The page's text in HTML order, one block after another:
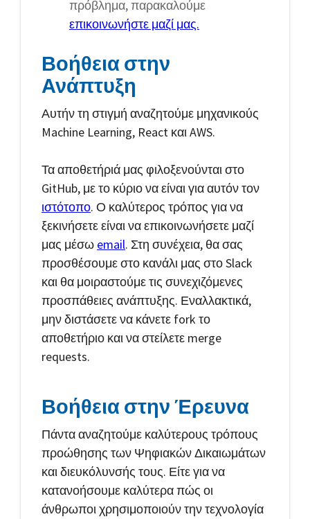
πρόβλημα, παρακαλούμε
επικοινωνήστε μαζί μας.
Βοήθεια στην
Ανάπτυξη
Αυτήν τη στιγμή αναζητούμε μηχανικούς
Machine Learning, React και AWS.
Τα αποθετήριά μας φιλοξενούνται στο
GitHub, με το κύριο να είναι για αυτόν τον
ιστότοπο. Ο καλύτερος τρόπος για να
ξεκινήσετε είναι να επικοινωνήσετε μαζί
μας μέσω email. Στη συνέχεια, θα σας
προσθέσουμε στο κανάλι μας στο Slack
και θα μοιραστούμε τις συνεχιζόμενες
προσπάθειες ανάπτυξης. Εναλλακτικά,
μην διστάσετε να κάνετε fork το
αποθετήριο και να στείλετε merge
requests.
Βοήθεια στην Έρευνα
Πάντα αναζητούμε καλύτερους τρόπους
προώθησης των Ψηφιακών Δικαιωμάτων
και διευκόλυνσής τους. Είτε για να
κατανοήσουμε καλύτερα πώς οι
άνθρωποι χρησιμοποιούν την τεχνολογία